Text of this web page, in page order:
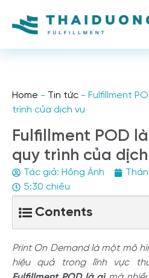
Home - Tin tức - Fulfillment
trình của dịch vụ
Fulfillment POD
quy trình của
Tác giả: Hồng Ánh
5:30 chiều
Contents
Print On Demand là một mô
hiệu quả trong lĩnh vực